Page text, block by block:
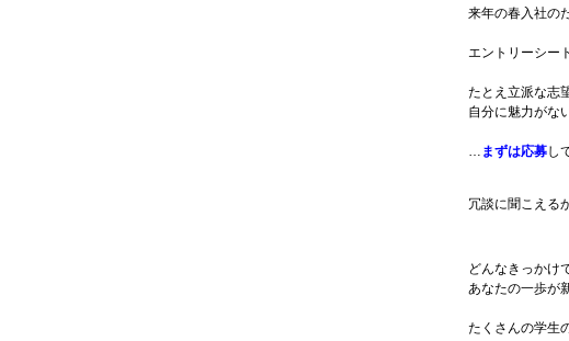
来年の春入社の
エントリーシー
たとえ立派な志
自分に魅力がな
… まずは応募し
冗談に聞こえる
どんなきっかけ
あなたの一歩が
たくさんの学生